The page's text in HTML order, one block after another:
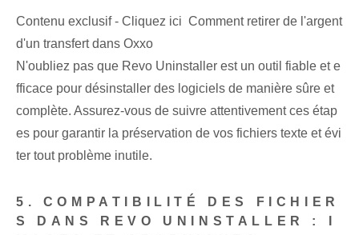
Contenu exclusif - Cliquez ici Comment retirer de l'argent
d'un transfert dans Oxxo
N'oubliez pas que Revo Uninstaller est un outil fiable et e
fficace pour désinstaller des logiciels de manière sûre et
complète. Assurez-vous de suivre attentivement ces étap
es pour garantir la préservation de vos fichiers texte et évi
ter tout problème inutile.
5. COMPATIBILITÉ DES FICHIER
S DANS REVO UNINSTALLER : I